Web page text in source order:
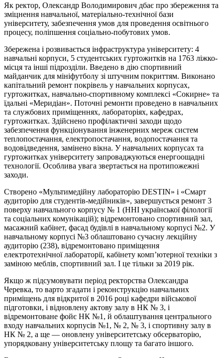
Як ректор, Олександр Володимирович дбає про збереження та
зміцнення навчальної, матеріально-технічної бази
університету, забезпечення умов для проведення освітнього
процесу, поліпшення соціально-побутових умов.
Збережена і розвивається інфраструктура університету: 4
навчальні корпуси, 5 студентських гуртожитків на 1763 ліжко-
місця та інші підрозділи. Введено в дію спортивний
майданчик для мініфутболу зі штучним покриттям. Виконано
капітальний ремонт покрівель у навчальних корпусах,
гуртожитках, навчально-спортивному комплексі «Сокирне» та
їдальні «Меридіан». Поточні ремонти проведено в навчальних
та службових приміщеннях, лабораторіях, кафедрах,
гуртожитках. Здійснено профілактичні заходи щодо
забезпечення функціонування інженерних мереж систем
теплопостачання, електропостачання, водопостачання та
водовідведення, замінено вікна. У навчальних корпусах та
гуртожитках університету запроваджуються енергоощадні
технології. Особлива увага звертається на протипожежні
заходи.
Створено «Мультимедійну лабораторію DESТIN» і «Смарт
аудиторію для студентів-медійників», завершується ремонт 3
поверху навчального корпусу № 1 (ННІ української філології
та соціальних комунікацій); відремонтовано спортивний зал,
масажний кабінет, фасад будівлі в навчальному корпусі №2. У
навчальному корпусі №3 облаштовано сучасну лекційну
аудиторію (238), відремонтовано приміщення
електротехнічної лабораторії, кабінету комп’ютерної техніки з
заміною меблів, спортивний зал. І це тільки за 2019 рік.
Якщо ж підсумовувати період ректорства Олександра
Черевка, то варто згадати і реконструкцію навчальних
приміщень для відкритої в 2016 році кафедри військової
підготовки, і відновлену актову залу в НК № 3, і
відремонтоване фойє НК №1, й облаштування центрального
входу навчальних корпусів №1, № 2, № 3, і спортивну залу в
НК № 2, а ще — оновлену університетську обсерваторію,
упорядковану університетську площу та багато іншого.